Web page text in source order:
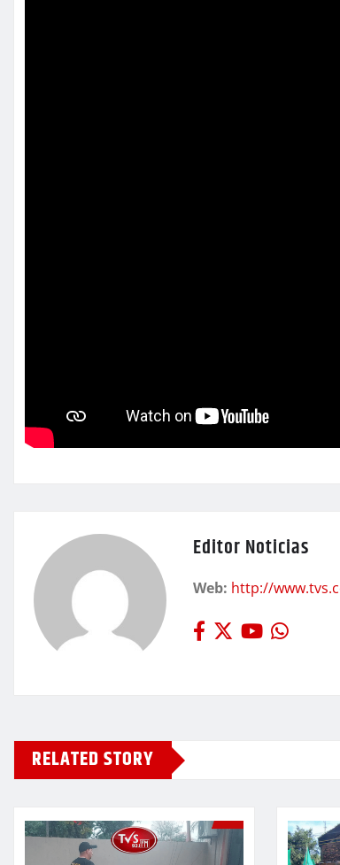
Editor Noticias
Web: http://
RELATED STORY